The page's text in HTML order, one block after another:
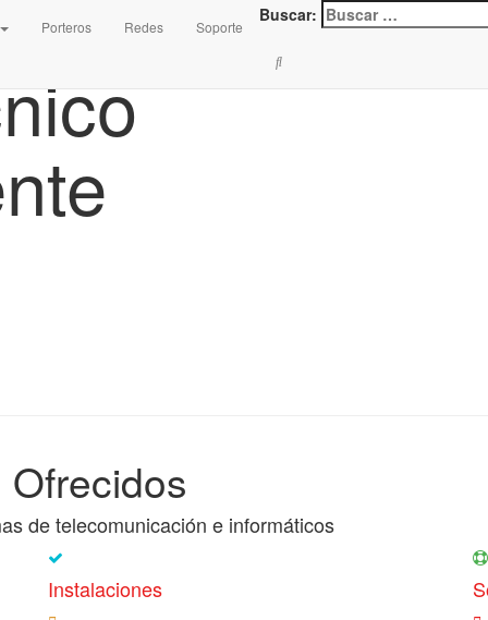
Porteros Redes Soporte
Buscar:
de telecomunicación e informáticos
Instalaciones